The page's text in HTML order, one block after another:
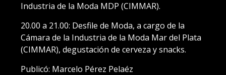
Industria de la Moda MDP (CIMMAR).
20.00 a 21.00: Desfile de Moda, a cargo de la
Cámara de la Industria de la Moda Mar del Plata
(CIMMAR), degustación de cerveza y snacks.
Publicó: Marcelo Pérez Pelaéz